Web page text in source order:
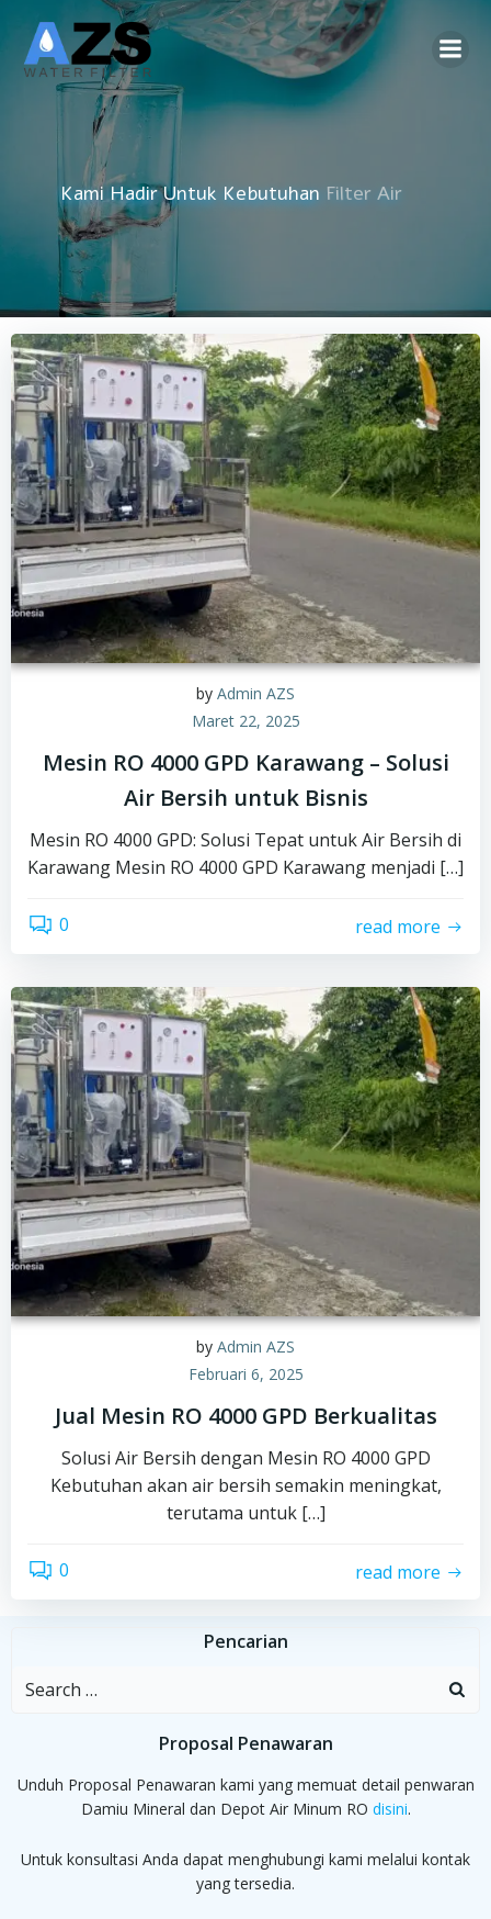
Skip
to
content
Kami Hadir Untuk Kebutuhan Reverse Osmosis
by Admin AZS
Maret 22, 2025
Mesin RO 4000 GPD Karawang – Solusi
Air Bersih untuk Bisnis
Mesin RO 4000 GPD: Solusi Tepat untuk Air Bersih di
Karawang Mesin RO 4000 GPD Karawang menjadi […]
0 read more
by Admin AZS
Februari 6, 2025
Jual Mesin RO 4000 GPD Berkualitas
Solusi Air Bersih dengan Mesin RO 4000 GPD
Kebutuhan akan air bersih semakin meningkat,
terutama untuk […]
0 read more
Pencarian
Search
Proposal Penawaran
Unduh Proposal Penawaran kami yang memuat detail penwaran
Damiu Mineral dan Depot Air Minum RO disini.
Untuk konsultasi Anda dapat menghubungi kami melalui kontak
yang tersedia.